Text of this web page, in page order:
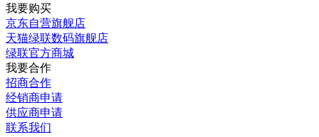
我要购买
京东自营旗舰店
天猫绿联数码旗舰店
绿联官方商城
我要合作
招商合作
经销商申请
供应商申请
联系我们